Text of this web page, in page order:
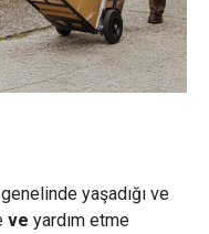
yaşadığı ve
ve yardım etme